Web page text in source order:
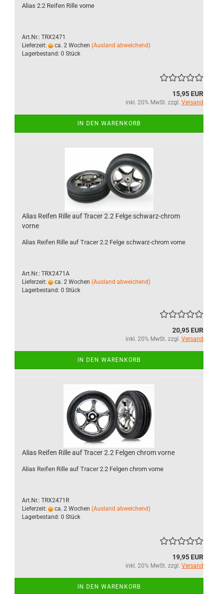
Alias 2.2 Reifen Rille vorne
Art.Nr.: TRX2471
Lieferzeit:
ca. 2 Wochen (Ausland abweichend)
Lagerbestand: 0 Stück
15,95 EUR
inkl. 20% MwSt. zzgl. Versand
IN DEN WARENKORB
Alias Reifen Rille auf Tracer 2.2 Felge schwarz-chrom
vorne
Alias Reifen Rille auf Tracer 2.2 Felge schwarz-chrom vorne
Art.Nr.: TRX2471A
Lieferzeit:
ca. 2 Wochen (Ausland abweichend)
Lagerbestand: 0 Stück
20,95 EUR
inkl. 20% MwSt. zzgl. Versand
IN DEN WARENKORB
Alias Reifen Rille auf Tracer 2.2 Felgen chrom vorne
Alias Reifen Rille auf Tracer 2.2 Felgen chrom vorne
Art.Nr.: TRX2471R
Lieferzeit:
ca. 2 Wochen (Ausland abweichend)
Lagerbestand: 0 Stück
19,95 EUR
inkl. 20% MwSt. zzgl. Versand
IN DEN WARENKORB